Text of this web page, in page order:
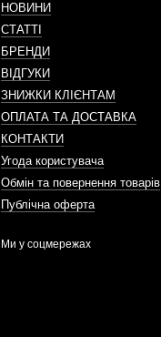
НОВИНИ
СТАТТІ
БРЕНДИ
ВІДГУКИ
ЗНИЖКИ КЛІЄНТАМ
ОПЛАТА ТА ДОСТАВКА
КОНТАКТИ
Угода користувача
Обмін та повернення товарів
Публічна оферта
Ми у соцмережах